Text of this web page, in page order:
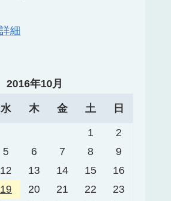
細
2016年10月
水 木 金 土 日
1
2
5 6 7 8
9
12 13 14 15
16
19 20 21 22
23